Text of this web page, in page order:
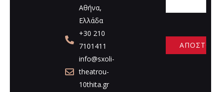
Αθήνα,
Ελλάδα
+30 210
7101411
info@sxoli-
theatrou-
10thita.gr